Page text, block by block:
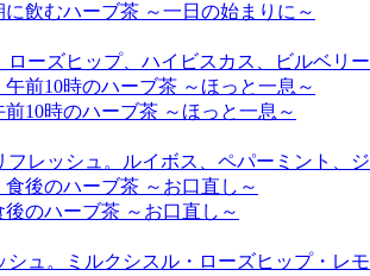
に飲むハーブ茶 ～一日の始まりに～
ローズヒップ、ハイビスカス、ビルベリ
10時のハーブ茶 ～ほっと一息～
フレッシュ。ルイボス、ペパーミント、
のハーブ茶 ～お口直し～
シュ。ミルクシスル・ローズヒップ・レ